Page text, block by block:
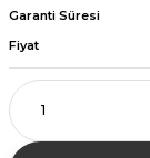
Garanti Süresi
Fiyat